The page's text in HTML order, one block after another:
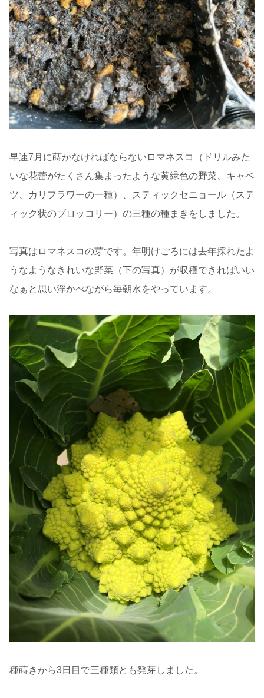
早速7月に蒔かなければならないロマネスコ（ドリルみた
いな花蕾がたくさん集まったような黄緑色の野菜、キャベ
ツ、カリフラワーの一種）、スティックセニョール（ステ
ィック状のブロッコリー）の三種の種まきをしました。
写真はロマネスコの芽です。年明けごろには去年採れたよ
うなようなきれいな野菜（下の写真）が収穫できればいい
なぁと思い浮かべながら毎朝水をやっています。
種蒔きから3日目で三種類とも発芽しました。